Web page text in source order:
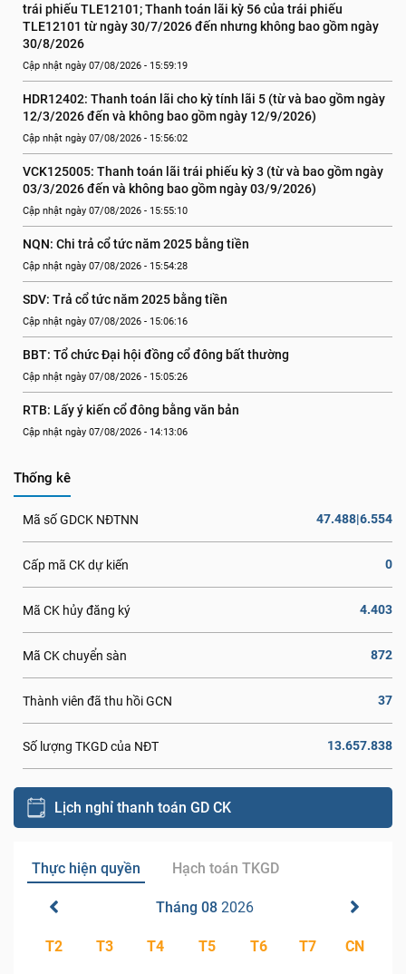
trái phiếu TLE12101; Thanh toán lãi kỳ 56 của trái phiếu
TLE12101 từ ngày 30/7/2026 đến nhưng không bao gồm ngày
30/8/2026
Cập nhật ngày 07/08/2026 - 15:59:19
HDR12402: Thanh toán lãi cho kỳ tính lãi 5 (từ và bao gồm ngày
12/3/2026 đến và không bao gồm ngày 12/9/2026)
Cập nhật ngày 07/08/2026 - 15:56:02
VCK125005: Thanh toán lãi trái phiếu kỳ 3 (từ và bao gồm ngày
03/3/2026 đến và không bao gồm ngày 03/9/2026)
Cập nhật ngày 07/08/2026 - 15:55:10
NQN: Chi trả cổ tức năm 2025 bằng tiền
Cập nhật ngày 07/08/2026 - 15:54:28
SDV: Trả cổ tức năm 2025 bằng tiền
Cập nhật ngày 07/08/2026 - 15:06:16
BBT: Tổ chức Đại hội đồng cổ đông bất thường
Cập nhật ngày 07/08/2026 - 15:05:26
RTB: Lấy ý kiến cổ đông bằng văn bản
Cập nhật ngày 07/08/2026 - 14:13:06
Thống kê
Mã số GDCK NĐTNN 47.488|6.554
Cấp mã CK dự kiến 0
Mã CK hủy đăng ký 4.403
Mã CK chuyển sàn 872
Thành viên đã thu hồi GCN 37
Số lượng TKGD của NĐT 13.657.838
Lịch nghỉ thanh toán GD CK
Thực hiện quyền Hạch toán TKGD
Tháng 08 2026
T2 T3 T4 T5 T6 T7 CN